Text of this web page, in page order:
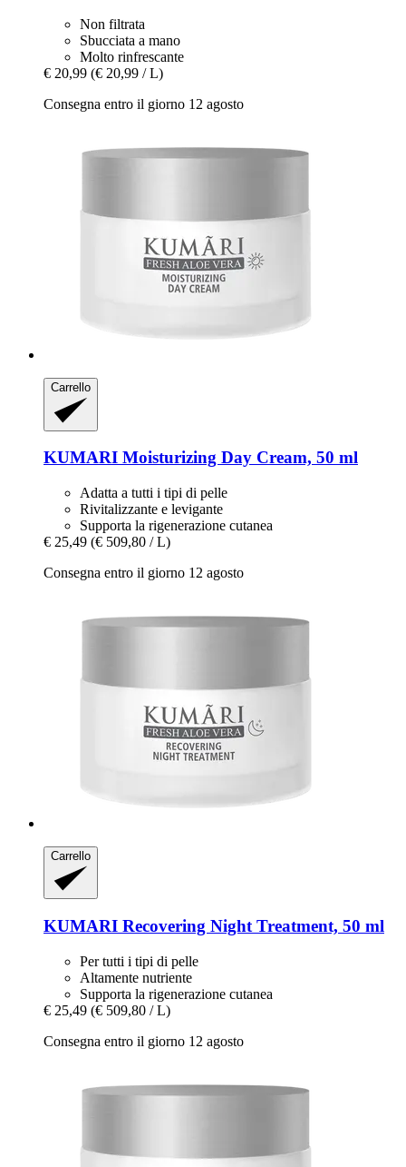
Non filtrata
Sbucciata a mano
Molto rinfrescante
€ 20,99 (€ 20,99 / L)
Consegna entro il giorno 12 agosto
Carrello
KUMARI Moisturizing Day Cream, 50 ml
Adatta a tutti i tipi di pelle
Rivitalizzante e levigante
Supporta la rigenerazione cutanea
€ 25,49 (€ 509,80 / L)
Consegna entro il giorno 12 agosto
Carrello
KUMARI Recovering Night Treatment, 50 ml
Per tutti i tipi di pelle
Altamente nutriente
Supporta la rigenerazione cutanea
€ 25,49 (€ 509,80 / L)
Consegna entro il giorno 12 agosto